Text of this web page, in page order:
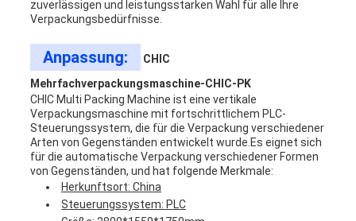
zuverlässigen und leistungsstarken Wahl für alle Ihre
Verpackungsbedürfnisse.
Anpassung:
CHIC
Mehrfachverpackungsmaschine-CHIC-PK
CHIC Multi Packing Machine ist eine vertikale
Verpackungsmaschine mit fortschrittlichem PLC-
Steuerungssystem, die für die Verpackung verschiedener
Arten von Gegenständen entwickelt wurde.Es eignet sich
für die automatische Verpackung verschiedener Formen
von Gegenständen, und hat folgende Merkmale:
Herkunftsort: China
Steuerungssystem: PLC